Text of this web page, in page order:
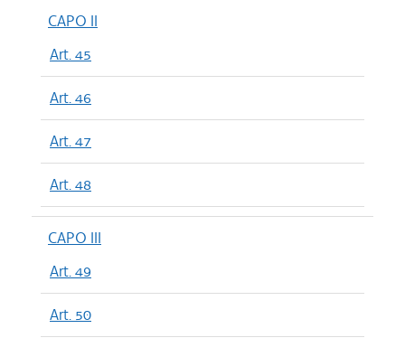
CAPO II
Art. 45
Art. 46
Art. 47
Art. 48
CAPO III
Art. 49
Art. 50